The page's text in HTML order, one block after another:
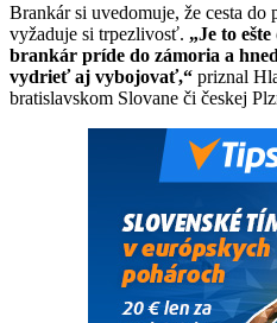
Brankár si uvedomuje, že cesta
vyžaduje si trpezlivosť. „Je to
brankár príde do zámoria a
vydrieť aj vybojovať,“ priznal
bratislavskom Slovane či českej